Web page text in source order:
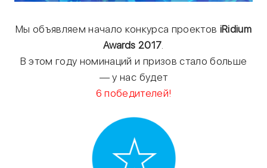
Мы объявляем начало конкурса проектов iRidium
Awards 2017.
В этом году номинаций и призов стало больше
— у нас будет
6 победителей!